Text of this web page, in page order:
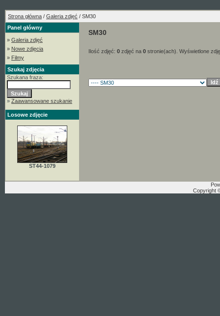
Strona główna / Galeria zdjęć / SM30
Panel główny
» Galeria zdjęć
» Nowe zdjęcia
» Filmy
Szukaj zdjęcia
Szukana fraza:
» Zaawansowane szukanie
Losowe zdjęcie
ST44-1079
SM30
Ilość zdjęć: 0 zdjęć na 0 stronie(ach). Wyświetlone
Copyright